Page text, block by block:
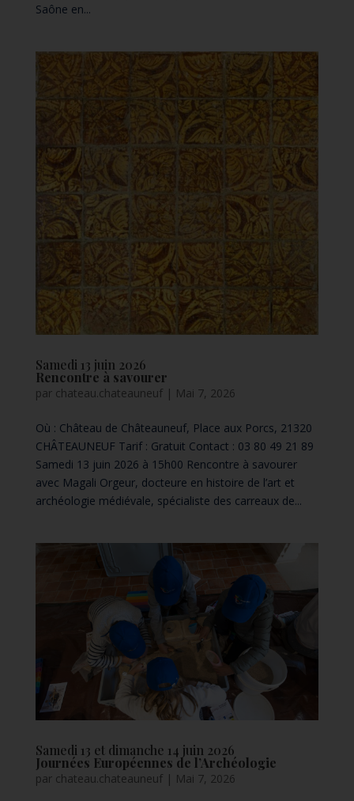
Saône en...
Samedi 13 juin 2026
Rencontre à savourer
par chateau.chateauneuf| Mai 7, 2026
Où : Château de Châteauneuf, Place aux Porcs, 21320
CHÂTEAUNEUF Tarif : Gratuit Contact : 03 80 49 21 89
Samedi 13 juin 2026 à 15h00 Rencontre à savourer
avec Magali Orgeur, docteure en histoire de l’art et
archéologie médiévale, spécialiste des carreaux de...
Samedi 13 et dimanche 14 juin 2026
Journées Européennes de l’Archéologie
par chateau.chateauneuf| Mai 7, 2026